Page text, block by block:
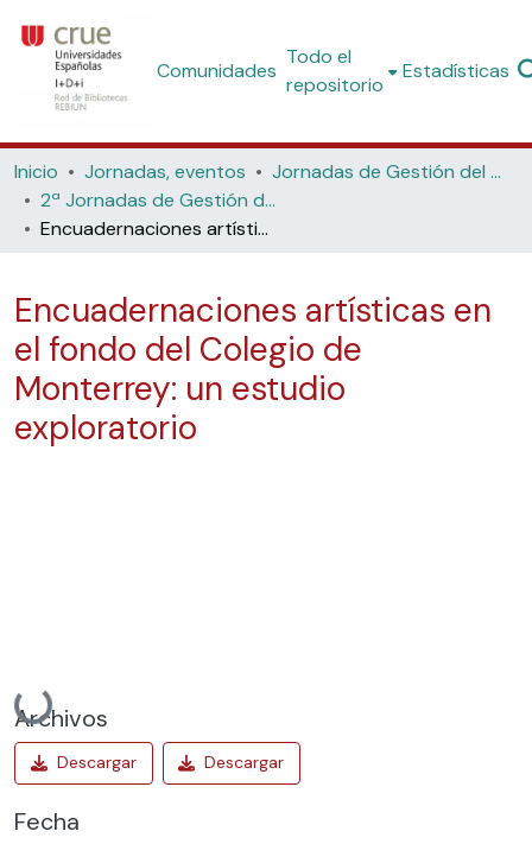
Comunidades
Todo el
repositorio
Estadísticas
Inicio Jornadas, eventos
Jornadas de Gestión del Patrimonio Bibliográfico
2ª Jornadas de Gestión del Patrimonio Bibliográfico (Universidade de Santiago de Compostela, 2019)
Encuadernaciones artísticas en el fondo del Colegio de Monterrey: un estudio exploratorio
Encuadernaciones artísticas en
el fondo del Colegio de
Monterrey: un estudio
exploratorio
Cargando...
Archivos
Fecha